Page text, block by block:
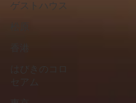
ゲストハウス
はびきのコロ
セアム